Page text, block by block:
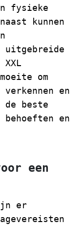
fysieke
kunnen
uitgebreide
om
en
beste
en
een
er